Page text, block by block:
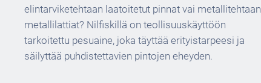
elintarviketehtaan laatoitetut pinnat vai metallitehtaan
metallilattiat? Nilfiskillä on teollisuuskäyttöön
tarkoitettu pesuaine, joka täyttää erityistarpeesi ja
säilyttää puhdistettavien pintojen eheyden.